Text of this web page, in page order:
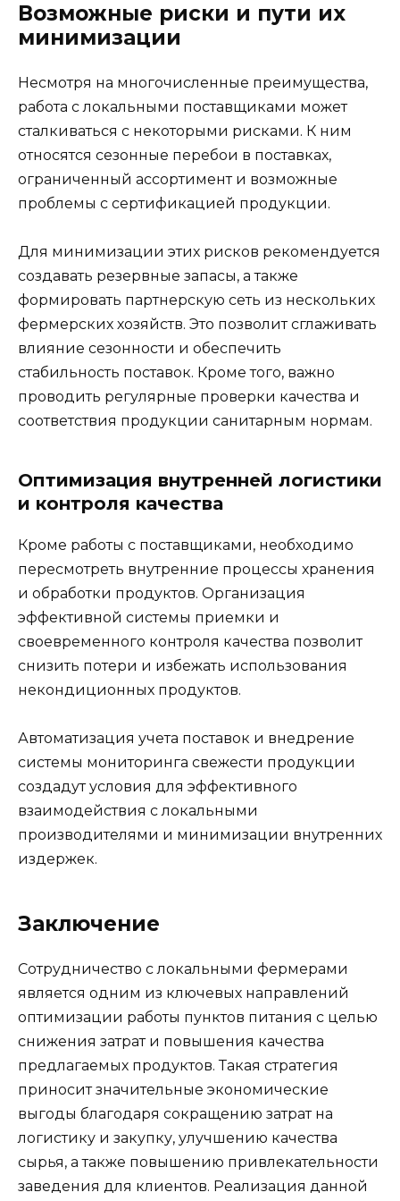
Возможные риски и пути их
минимизации
Несмотря на многочисленные преимущества,
работа с локальными поставщиками может
сталкиваться с некоторыми рисками. К ним
относятся сезонные перебои в поставках,
ограниченный ассортимент и возможные
проблемы с сертификацией продукции.
Для минимизации этих рисков рекомендуется
создавать резервные запасы, а также
формировать партнерскую сеть из нескольких
фермерских хозяйств. Это позволит сглаживать
влияние сезонности и обеспечить
стабильность поставок. Кроме того, важно
проводить регулярные проверки качества и
соответствия продукции санитарным нормам.
Оптимизация внутренней логистики
и контроля качества
Кроме работы с поставщиками, необходимо
пересмотреть внутренние процессы хранения
и обработки продуктов. Организация
эффективной системы приемки и
своевременного контроля качества позволит
снизить потери и избежать использования
некондиционных продуктов.
Автоматизация учета поставок и внедрение
системы мониторинга свежести продукции
создадут условия для эффективного
взаимодействия с локальными
производителями и минимизации внутренних
издержек.
Заключение
Сотрудничество с локальными фермерами
является одним из ключевых направлений
оптимизации работы пунктов питания с целью
снижения затрат и повышения качества
предлагаемых продуктов. Такая стратегия
приносит значительные экономические
выгоды благодаря сокращению затрат на
логистику и закупку, улучшению качества
сырья, а также повышению привлекательности
заведения для клиентов. Реализация данной